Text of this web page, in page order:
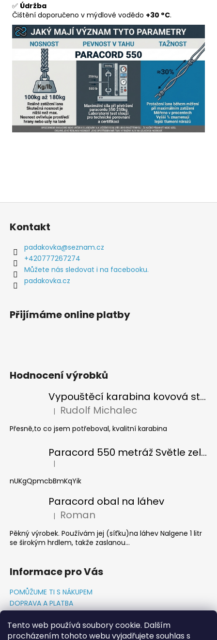
Tento web používá soubory cookie. Dalším
procházením tohoto webu vyjadřujete souhlas s
✅ Údržba
Čištění doporučeno v mýdlové vodědo +30 °C.
Z
Kontakt
padakovka@seznam.cz
+420777267274
Můžete nás sledovat i na facebooku.
padakovka.cz
Přijímáme online platby
Hodnocení výrobků
Vypouštěcí karabina kovová stříbrná
Hodnocení produktu je 5 z 5 hvězdiček.
| Rudolf Michalec
Přesně,to co jsem potřeboval, kvalitní karabina
Paracord 550 metráž Světle zelená
Hodnocení produktu je 5 z 5 hvězdiček.
|
nUKgQpmcbBmKqYik
Paracord obal na láhev
Hodnocení produktu je 5 z 5 hvězdiček.
| Roman
Pěkný výrobek. Používám jej (síťku)na láhev Nalgene 1 litr
se širokým hrdlem, takže zaslanou...
Informace pro Vás
POMŮŽUME TI S NÁKUPEM
DOPRAVA A PLATBA
GDPR PODMÍNKY
Napište nám